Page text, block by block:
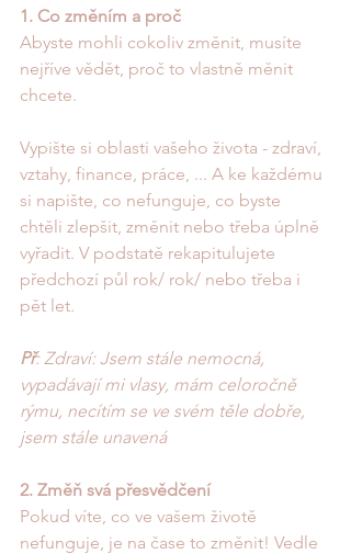
1. Co změním a proč
Abyste mohli cokoliv změnit, musíte
nejříve vědět, proč to vlastně měnit
chcete.
Vypište si oblasti vašeho života - zdraví,
vztahy, finance, práce, ... A ke každému
si napište, co nefunguje, co byste
chtěli zlepšit, změnit nebo třeba úplně
vyřadit. V podstatě rekapitulujete
předchozí půl rok/ rok/ nebo třeba i
pět let.
Př: Zdraví: Jsem stále nemocná,
vypadávají mi vlasy, mám celoročně
rýmu, necítím se ve svém těle dobře,
jsem stále unavená
2. Změň svá přesvědčení
Pokud víte, co ve vašem životě
nefunguje, je na čase to změnit! Vedle